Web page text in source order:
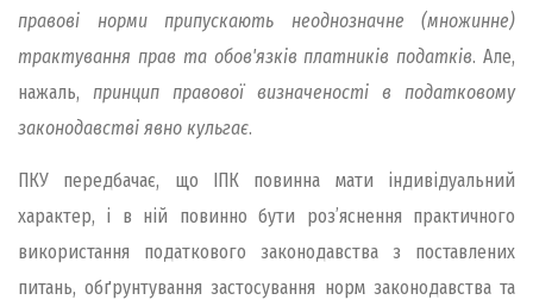
правові норми припускають неоднозначне (множинне)
трактування прав та обов'язків платників податків. Але,
нажаль, принцип правової визначеності в податковому
законодавстві явно кульгає.
ПКУ передбачає, що ІПК повинна мати індивідуальний
характер, і в ній повинно бути роз’яснення практичного
використання податкового законодавства з поставлених
питань, обґрунтування застосування норм законодавства та